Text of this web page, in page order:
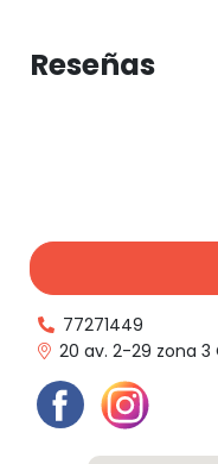
Reseñas
77271449
20 av. 2-29 zona